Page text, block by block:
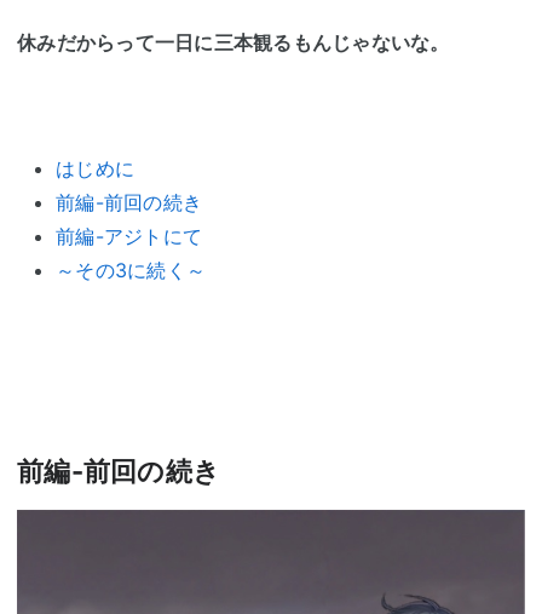
休みだからって一日に三本観るもんじゃないな。
はじめに
前編-前回の続き
前編-アジトにて
～その3に続く～
前編-前回の続き